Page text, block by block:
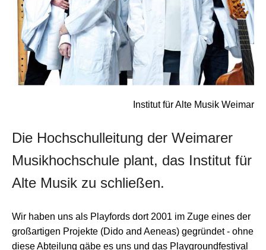
Institut für Alte Musik Weimar
Die Hochschulleitung der Weimarer
Musikhochschule plant, das Institut für
Alte Musik zu schließen.
Wir haben uns als Playfords dort 2001 im Zuge eines der
großartigen Projekte (Dido and Aeneas) gegründet - ohne
diese Abteilung gäbe es uns und das Playgroundfestival